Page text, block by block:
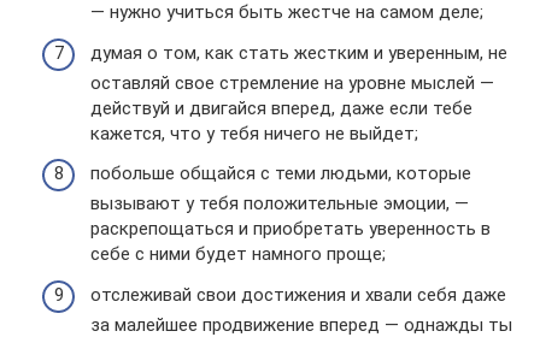
— нужно учиться быть жестче на самом деле;
думая о том, как стать жестким и уверенным, не
оставляй свое стремление на уровне мыслей —
действуй и двигайся вперед, даже если тебе
кажется, что у тебя ничего не выйдет;
побольше общайся с теми людьми, которые
вызывают у тебя положительные эмоции, —
раскрепощаться и приобретать уверенность в
себе с ними будет намного проще;
отслеживай свои достижения и хвали себя даже
за малейшее продвижение вперед — однажды ты